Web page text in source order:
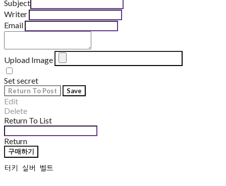
Subject
Writer
Email
Upload Image
Set secret
Return To Post Save
Edit
Delete
Return To List
Return
구매하기
터키 실버 벨트